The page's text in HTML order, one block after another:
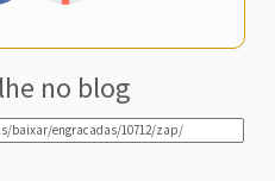
no blog